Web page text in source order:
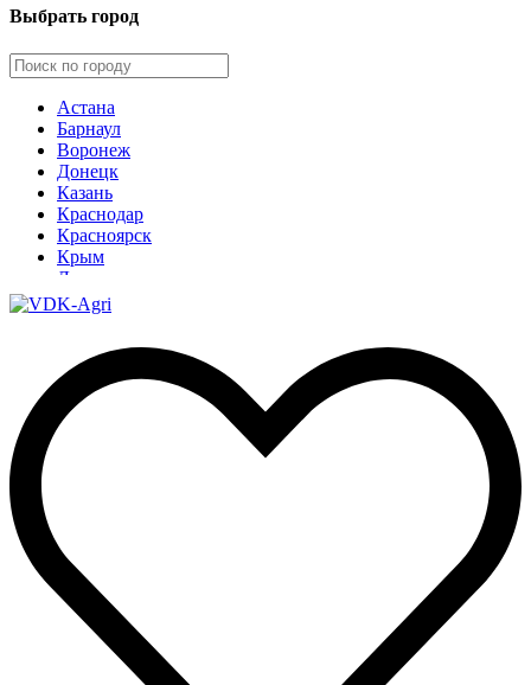
Выбрать город
Астана
Барнаул
Воронеж
Донецк
Казань
Краснодар
Красноярск
Крым
Луганск
Москва
Нижний Новгород
Омск
Павлодар
Ростов
Ростов-на-Дону
Узбекистан
Ульяновск
Ярославль